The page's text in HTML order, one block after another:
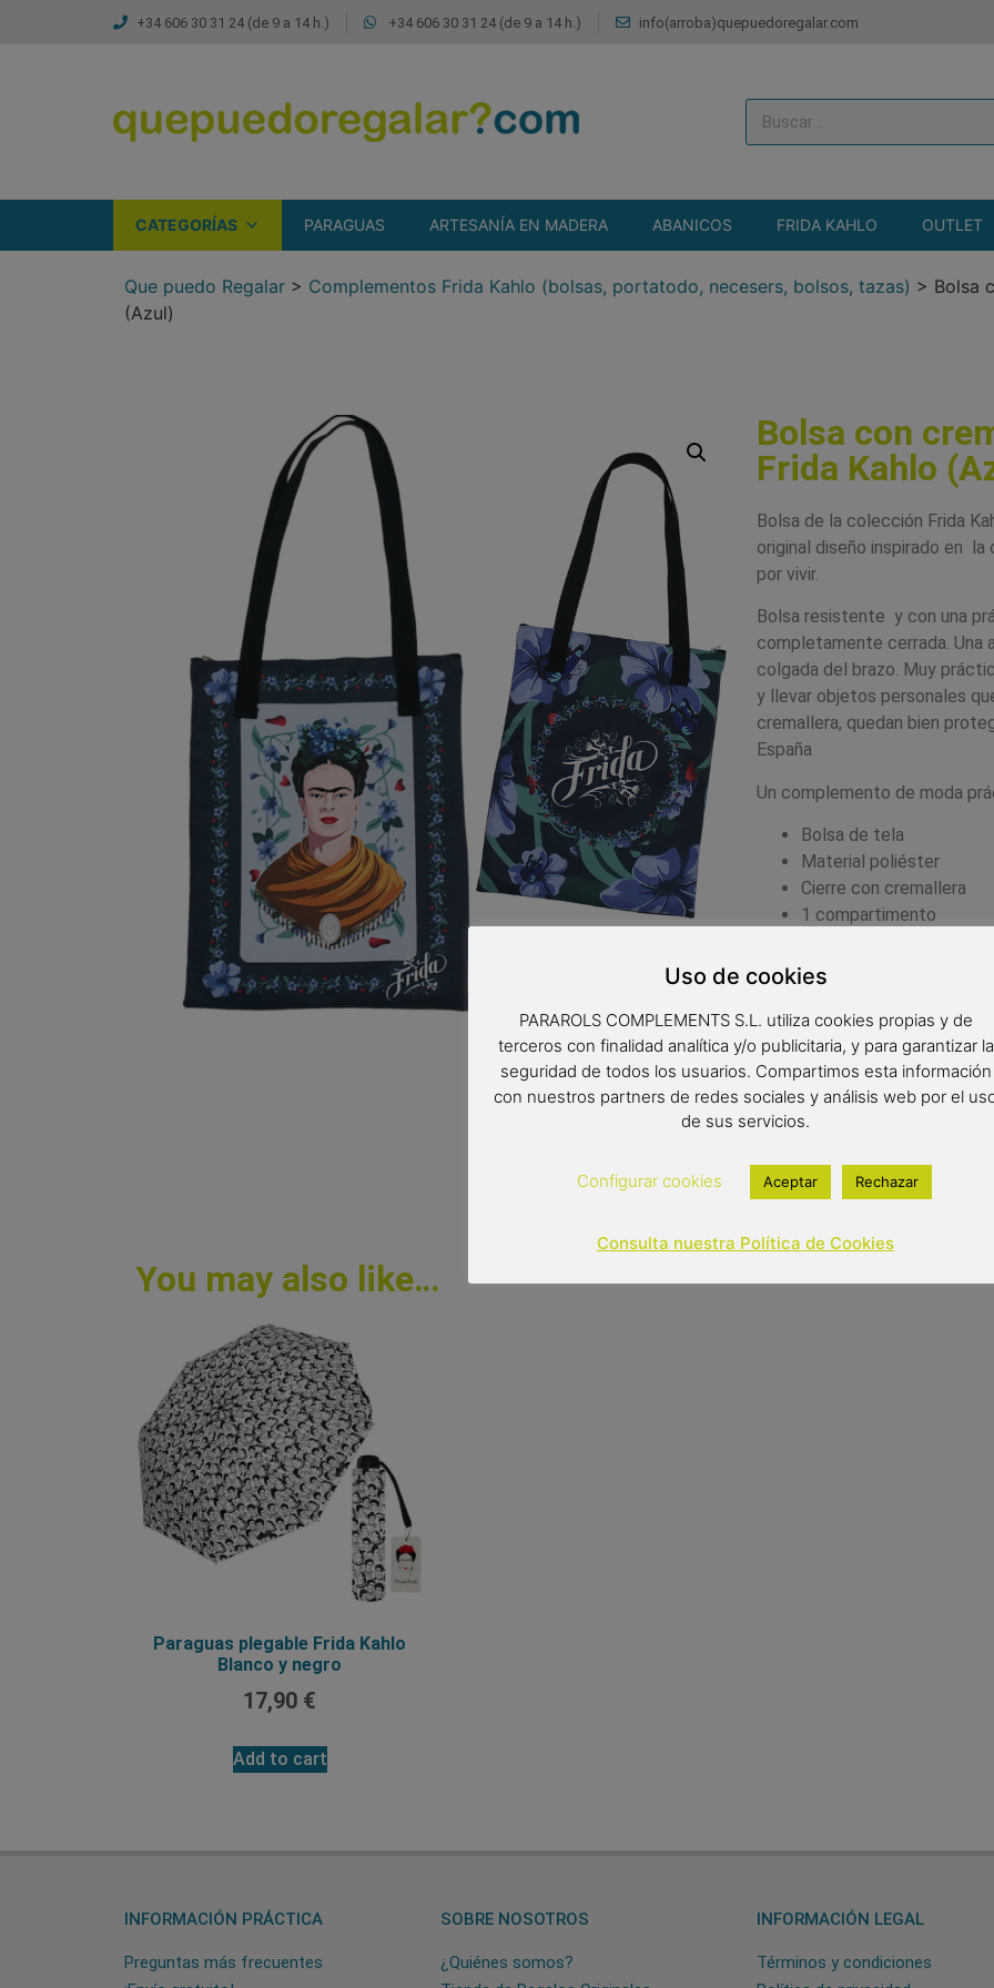
+34 606 30 31 24 (de 9 a 14 h.) +34 606 30 31 24 (de 9 a 14 h.) info(arroba)quepuedoregalar.com
CATEGORÍAS PARAGUAS ARTESANÍA EN MADERA ABANICOS FRIDA KAHLO OUTLET
Que puedo Regalar > Complementos Frida Kahlo (bolsas, portatodo, necesers, bolsos, tazas) > Bolsa
(Azul)
Bolsa con
Frida Kahlo
Bolsa de la colección Frida
original diseño inspirado en
por vivir.
Bolsa resistente y con una
completamente cerrada. Una
colgada del brazo. Muy
y llevar objetos personales
cremallera, quedan bien
España
Un complemento de moda
Bolsa de tela
Material poliéster
Cierre con cremallera
1 compartimento
Fabricada en España
Color del producto:
Medidas: 40×35
16,90€ (IVA
Out of stock
You may also like…
Paraguas plegable Frida Kahlo
Blanco y negro
17,90 €
Add to cart
INFORMACIÓN PRÁCTICA
Preguntas más frecuentes
SOBRE NOSOTROS
¿Quiénes somos?
INFORMACIÓN LEGAL
Términos y condiciones
Uso de cookies
PARAROLS COMPLEMENTS S.L. utiliza cookies propias y de
terceros con finalidad analítica y/o publicitaria, y para garantizar la
seguridad de todos los usuarios. Compartimos esta información
con nuestros partners de redes sociales y análisis web por el
de sus servicios.
Configurar cookies Aceptar Rechazar
Consulta nuestra Política de Cookies